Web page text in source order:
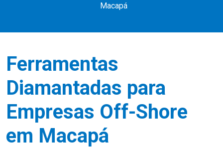
Macapá
Ferramentas
Diamantadas para
Empresas Off-Shore
em Macapá